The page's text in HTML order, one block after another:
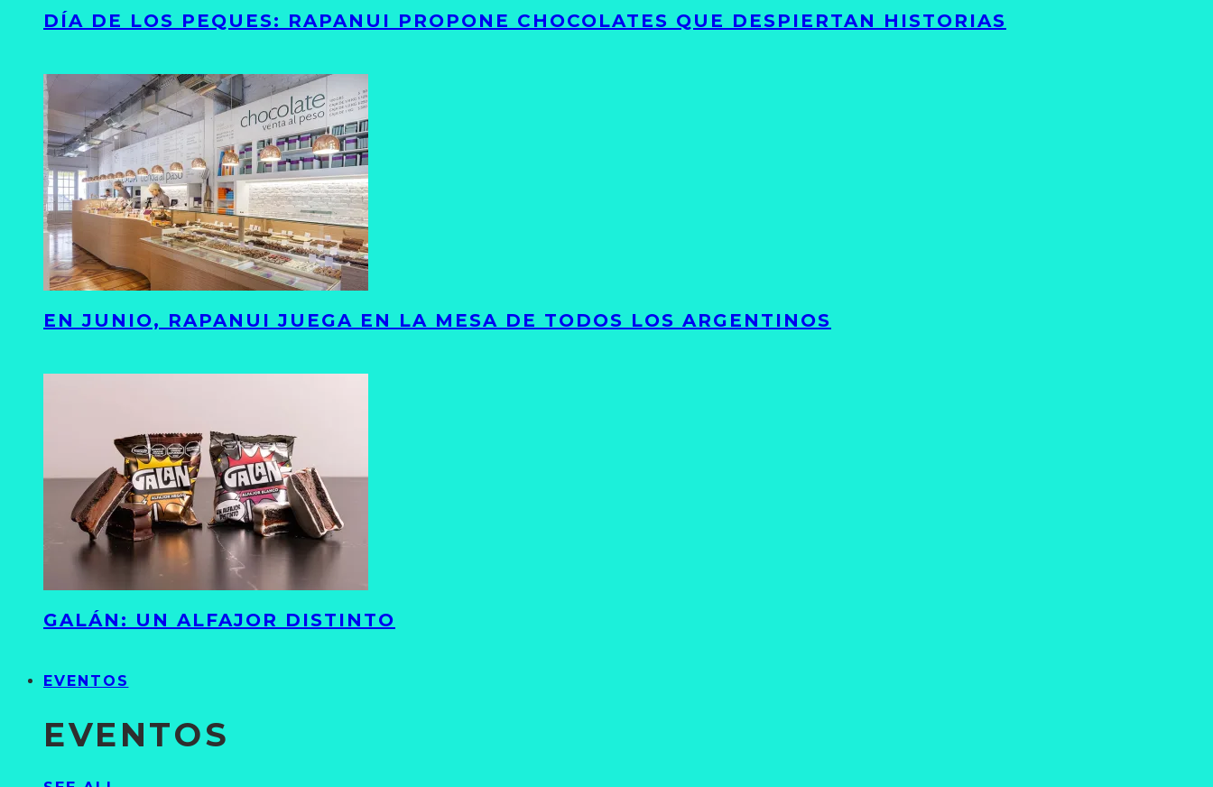
DÍA DE LOS PEQUES: RAPANUI PROPONE CHOCOLATES QUE DESPIERTAN HISTORIAS
EN JUNIO, RAPANUI JUEGA EN LA MESA DE TODOS LOS ARGENTINOS
GALÁN: UN ALFAJOR DISTINTO
EVENTOS
EVENTOS